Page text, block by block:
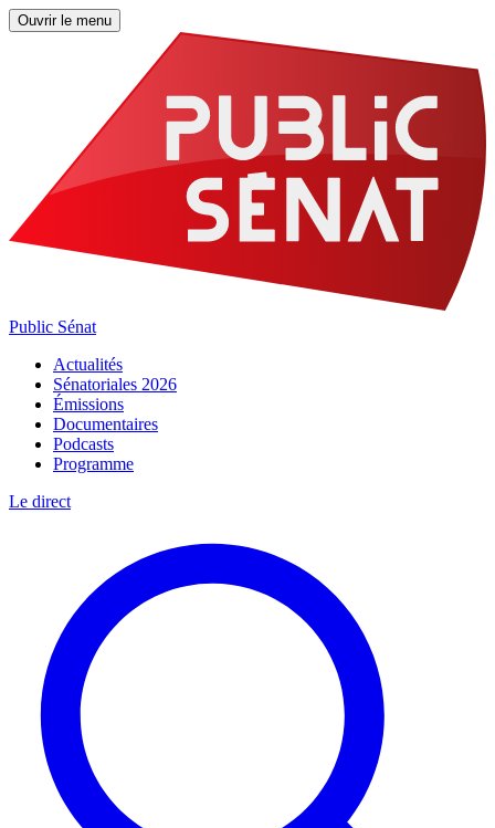
Ouvrir le menu
Public Sénat
Actualités
Sénatoriales 2026
Émissions
Documentaires
Podcasts
Programme
Le direct